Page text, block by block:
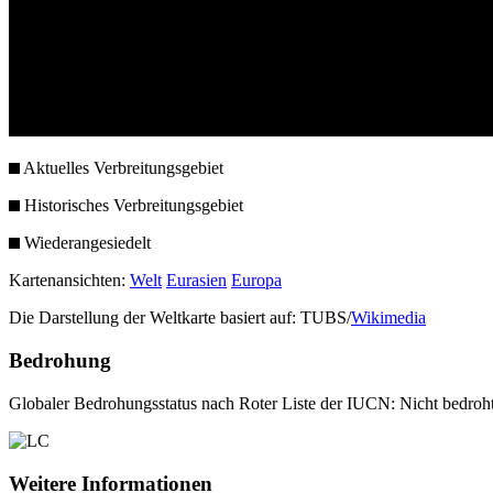
Aktuelles Verbreitungsgebiet
Historisches Verbreitungsgebiet
Wiederangesiedelt
Kartenansichten: Welt Eurasien Europa
Die Darstellung der Weltkarte basiert auf: TUBS/Wikimedia
Bedrohung
Globaler Bedrohungsstatus nach Roter Liste der IUCN: Nicht
Weitere Informationen